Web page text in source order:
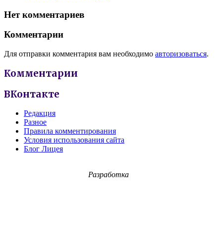
Нет комментариев
Комментарии
Для отправки комментария вам необходимо авторизоваться.
Комментарии
ВКонтакте
Редакция
Разное
Правила комментирования
Условия использования сайта
Блог Лицея
Разработка